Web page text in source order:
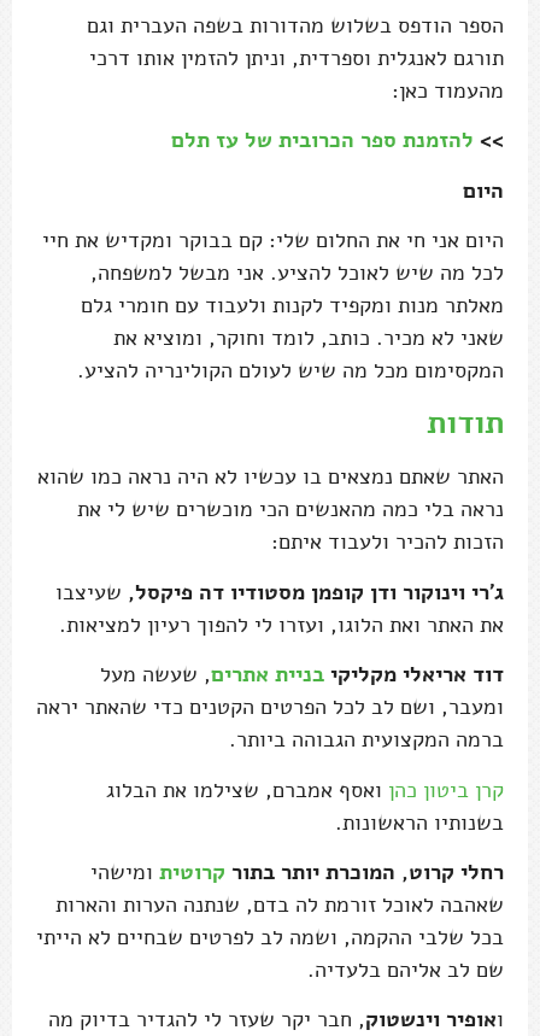
הספר הודפס בשלוש מהדורות בשפה העברית וגם
תורגם לאנגלית וספרדית, וניתן להזמין אותו דרכי
מהעמוד כאן:
>>להזמנת ספר הכרובית של עז תלם
היום
היום אני חי את החלום שלי: קם בבוקר ומקדיש את חיי
לכל מה שיש לאוכל להציע. אני מבשל למשפחה,
מאלתר מנות ומקפיד לקנות ולעבוד עם חומרי גלם
שאני לא מכיר. כותב, לומד וחוקר, ומוציא את
המקסימום מכל מה שיש לעולם הקולינריה להציע.
תודות
האתר שאתם נמצאים בו עכשיו לא היה נראה כמו שהוא
נראה בלי כמה מהאנשים הכי מוכשרים שיש לי את
הזכות להכיר ולעבוד איתם:
ג'רי וינוקור ודן קופמן מסטודיו דה פיקסל,שעיצבו
את האתר ואת הלוגו, ועזרו לי להפוך רעיון למציאות.
דוד אריאלי מקליקיבניית אתרים, שעשה מעל
ומעבר, ושם לב לכל הפרטים הקטנים כדי שהאתר יראה
ברמה המקצועית הגבוהה ביותר.
קרן ביטון כהןואסף אמברם, שצילמו את הבלוג
בשנותיו הראשונות.
רחלי קרוט, המוכרת יותר בתורקרוטיתומישהי
שאהבה לאוכל זורמת לה בדם, שנתנה הערות והארות
בכל שלבי ההקמה, ושמה לב לפרטים שבחיים לא הייתי
שם לב אליהם בלעדיה.
אופיר וינשטוק, חבר יקר שעזר לי להגדיר בדיוק מה